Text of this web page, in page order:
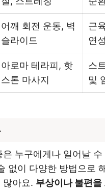
어깨 회전 운동, 벽
슬라이드
근
연
아로마 테라피, 핫
스톤 마사지
스
및
은 누구에게나 일어날 수
없이 다양한 방법으로
많아요. 부상이나 불편을